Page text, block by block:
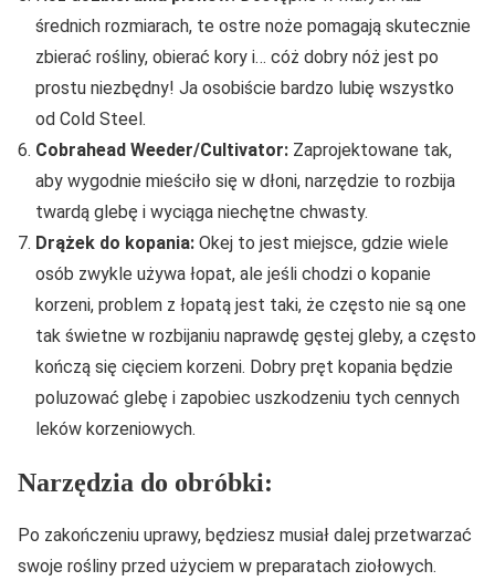
średnich rozmiarach, te ostre noże pomagają skutecznie
zbierać rośliny, obierać kory i… cóż dobry nóż jest po
prostu niezbędny! Ja osobiście bardzo lubię wszystko
od Cold Steel.
Cobrahead Weeder/Cultivator: Zaprojektowane tak,
aby wygodnie mieściło się w dłoni, narzędzie to rozbija
twardą glebę i wyciąga niechętne chwasty.
Drążek do kopania: Okej to jest miejsce, gdzie wiele
osób zwykle używa łopat, ale jeśli chodzi o kopanie
korzeni, problem z łopatą jest taki, że często nie są one
tak świetne w rozbijaniu naprawdę gęstej gleby, a często
kończą się cięciem korzeni. Dobry pręt kopania będzie
poluzować glebę i zapobiec uszkodzeniu tych cennych
leków korzeniowych.
Narzędzia do obróbki:
Po zakończeniu uprawy, będziesz musiał dalej przetwarzać
swoje rośliny przed użyciem w preparatach ziołowych.